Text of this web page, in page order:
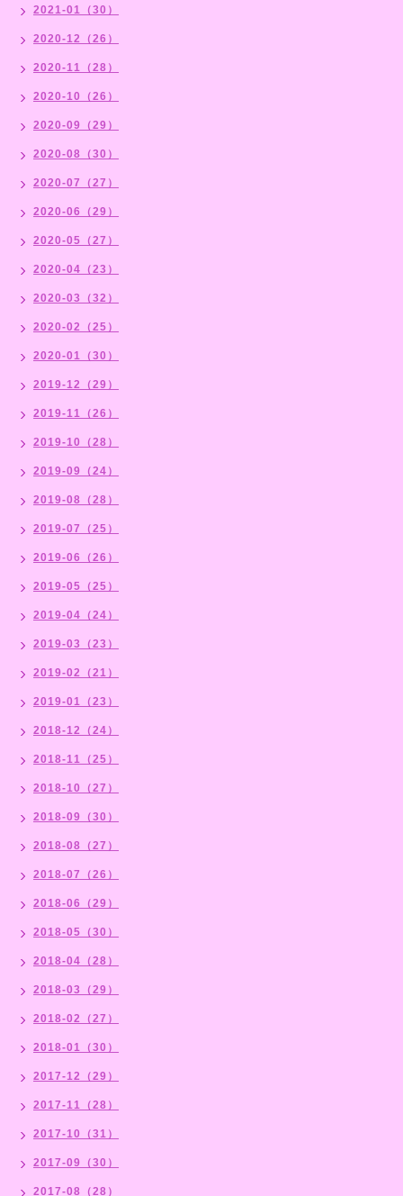
2021-01（30）
2020-12（26）
2020-11（28）
2020-10（26）
2020-09（29）
2020-08（30）
2020-07（27）
2020-06（29）
2020-05（27）
2020-04（23）
2020-03（32）
2020-02（25）
2020-01（30）
2019-12（29）
2019-11（26）
2019-10（28）
2019-09（24）
2019-08（28）
2019-07（25）
2019-06（26）
2019-05（25）
2019-04（24）
2019-03（23）
2019-02（21）
2019-01（23）
2018-12（24）
2018-11（25）
2018-10（27）
2018-09（30）
2018-08（27）
2018-07（26）
2018-06（29）
2018-05（30）
2018-04（28）
2018-03（29）
2018-02（27）
2018-01（30）
2017-12（29）
2017-11（28）
2017-10（31）
2017-09（30）
2017-08（28）